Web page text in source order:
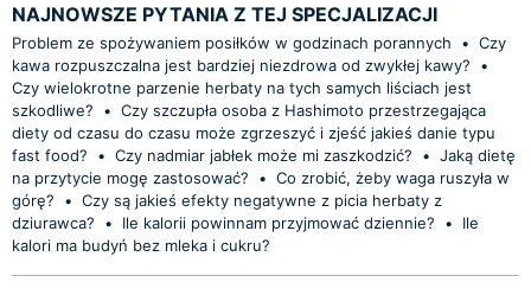
NAJNOWSZE PYTANIA Z TEJ SPECJALIZACJI
Problem ze spożywaniem posiłków w godzinach porannych • Czy
kawa rozpuszczalna jest bardziej niezdrowa od zwykłej kawy?
•
Czy wielokrotne parzenie herbaty na tych samych liściach jest
szkodliwe?
• Czy szczupła osoba z Hashimoto przestrzegająca
diety od czasu do czasu może zgrzeszyć i zjeść jakieś danie typu
fast food?
• Czy nadmiar jabłek może mi zaszkodzić? • Jaką dietę
na przytycie mogę zastosować?
• Co zrobić, żeby waga ruszyła w
górę?
• Czy są jakieś efekty negatywne z picia herbaty z
dziurawca?
• Ile kalorii powinnam przyjmować dziennie? •
Ile
kalori ma budyń bez mleka i cukru?